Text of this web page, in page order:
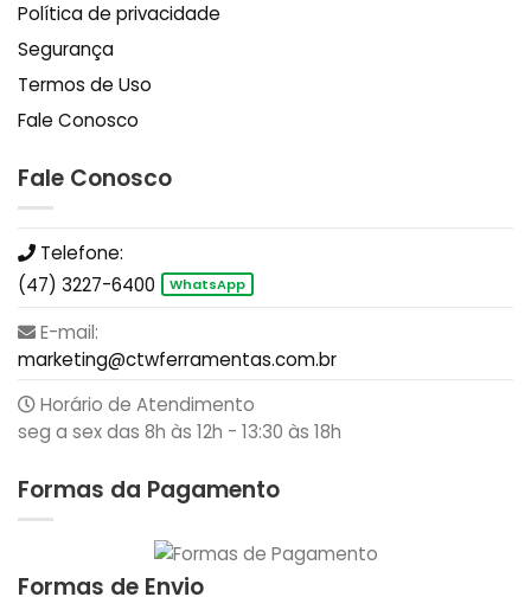
Política de privacidade
Segurança
Termos de Uso
Fale Conosco
Fale Conosco
Telefone:
(47) 3227-6400
WhatsApp
E-mail:
marketing@ctwferramentas.com.br
Horário de Atendimento
seg a sex das 8h às 12h - 13:30 às 18h
Formas da Pagamento
Formas de Envio